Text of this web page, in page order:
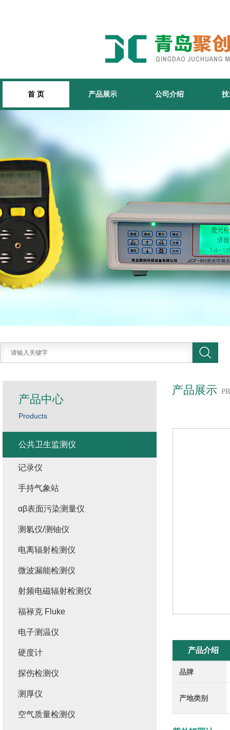
首 页 产品展示 公司介绍
产品展示
产品介绍
品牌
产地类别
产品中心
Products
公共卫生监测仪
记录仪
手持气象站
αβ表面污染测量仪
测氡仪/测铀仪
电离辐射检测仪
微波漏能检测仪
射频电磁辐射检测仪
福禄克 Fluke
电子测温仪
硬度计
探伤检测仪
测厚仪
空气质量检测仪